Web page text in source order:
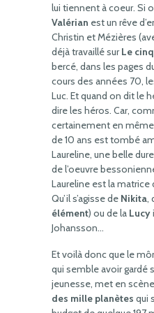
lui tiennent à coeur. Si
Valérian est un rêve
Christin et Mézières
déjà travaillé surLe
bercé, dans les pages
cours des années 70,
Luc. Et quand on dit le
dire les héros. Car,
certainement en
de 10 ans est tombé
Laureline, une belle
de l’oeuvre
Laureline est la
Qu’il s’agisse de Nikita,
élément) ou de la Lucy
Johansson…
Et voilà donc que le
qui semble avoir gardé
jeunesse, met en
des mille planètes qui